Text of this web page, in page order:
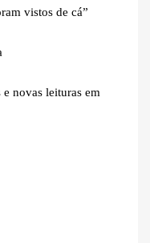
vistos de cá”
novas leituras em